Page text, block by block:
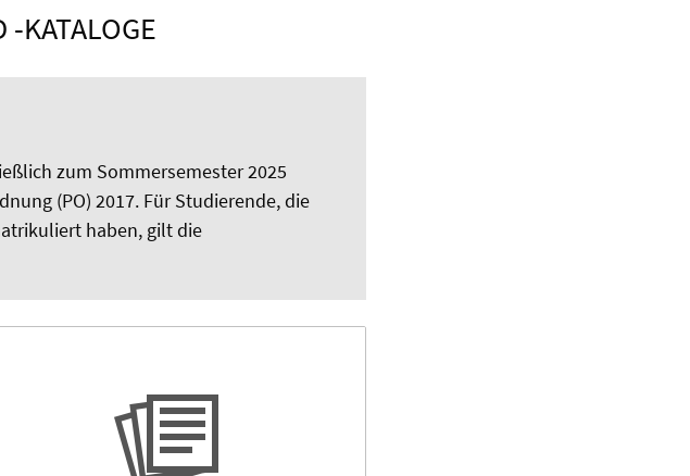
KATALOGE
zum Sommersemester 2025
(PO) 2017. Für Studierende, die
haben, gilt die